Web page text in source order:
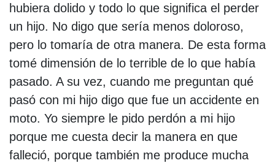
hubiera dolido y todo lo que significa el perder
un hijo. No digo que sería menos doloroso,
pero lo tomaría de otra manera. De esta forma
tomé dimensión de lo terrible de lo que había
pasado. A su vez, cuando me preguntan qué
pasó con mi hijo digo que fue un accidente en
moto. Yo siempre le pido perdón a mi hijo
porque me cuesta decir la manera en que
falleció, porque también me produce mucha